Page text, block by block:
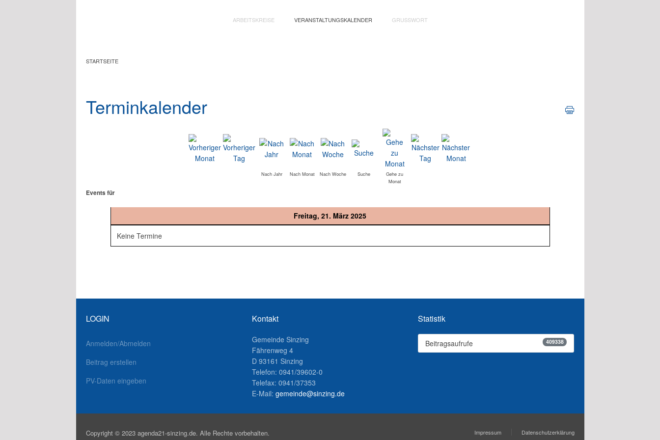
ARBEITSKREISE VERANSTALTUNGSKALENDER GRUSSWORT
STARTSEITE
Terminkalender
Nach Jahr Nach Monat Nach Woche Suche
Gehe zu
Monat
Events für
Freitag, 21. März 2025
Keine Termine
LOGIN
Anmelden/Abmelden
Beitrag erstellen
PV-Daten eingeben
Kontakt
Gemeinde Sinzing
Fährenweg 4
D 93161 Sinzing
Telefon: 0941/39602-0
Telefax: 0941/37353
E-Mail: gemeinde@sinzing.de
Statistik
Beitragsaufrufe 409338
Copyright © 2023 agenda21-sinzing.de. Alle Rechte vorbehalten. Impressum Datenschutzerklärung